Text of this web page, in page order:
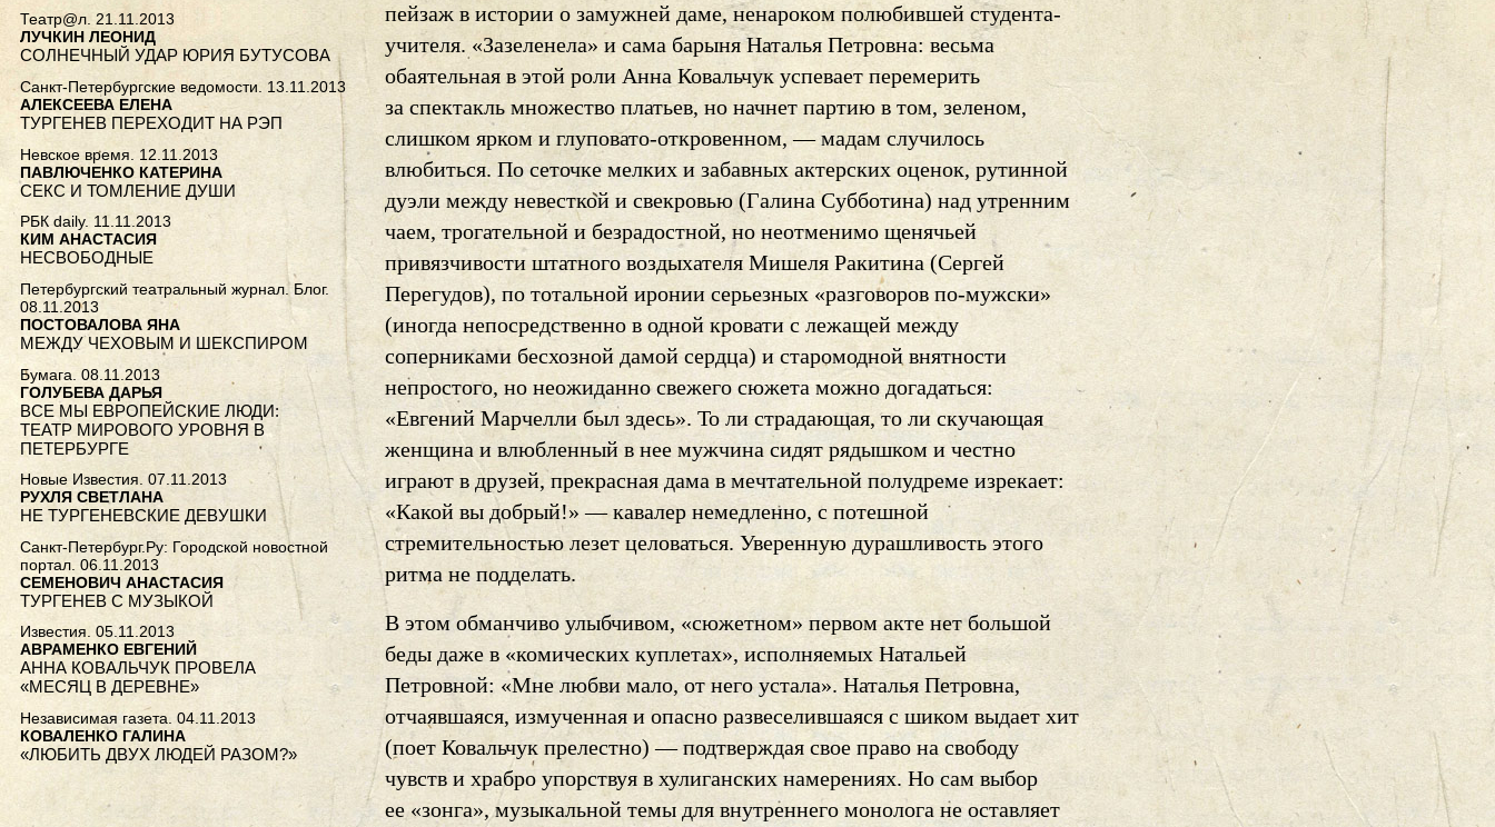
пейзаж в истории о замужней даме, ненароком полюбившей студента-
учителя. «Зазеленела» и сама барыня Наталья Петровна: весьма
обаятельная в этой роли Анна Ковальчук успевает перемерить
за спектакль множество платьев, но начнет партию в том, зеленом,
слишком ярком и глуповато-откровенном, — мадам случилось
влюбиться. По сеточке мелких и забавных актерских оценок, рутинной
дуэли между невесткой и свекровью (Галина Субботина) над утренним
чаем, трогательной и безрадостной, но неотменимо щенячьей
привязчивости штатного воздыхателя Мишеля Ракитина (Сергей
Перегудов), по тотальной иронии серьезных «разговоров по-мужски»
(иногда непосредственно в одной кровати с лежащей между
соперниками бесхозной дамой сердца) и старомодной внятности
непростого, но неожиданно свежего сюжета можно догадаться:
«Евгений Марчелли был здесь». То ли страдающая, то ли скучающая
женщина и влюбленный в нее мужчина сидят рядышком и честно
играют в друзей, прекрасная дама в мечтательной полудреме изрекает:
«Какой вы добрый!» — кавалер немедленно, с потешной
стремительностью лезет целоваться. Уверенную дурашливость этого
ритма не подделать.
В этом обманчиво улыбчивом, «сюжетном» первом акте нет большой
беды даже в «комических куплетах», исполняемых Натальей
Петровной: «Мне любви мало, от него устала». Наталья Петровна,
отчаявшаяся, измученная и опасно развеселившаяся с шиком выдает хит
(поет Ковальчук прелестно) — подтверждая свое право на свободу
чувств и храбро упорствуя в хулиганских намерениях. Но сам выбор
ее «зонга», музыкальной темы для внутреннего монолога не оставляет
Театр@л. 21.11.2013
ЛУЧКИН ЛЕОНИД
СОЛНЕЧНЫЙ УДАР ЮРИЯ БУТУСОВА
Санкт-Петербургские ведомости. 13.11.2013
АЛЕКСЕЕВА ЕЛЕНА
ТУРГЕНЕВ ПЕРЕХОДИТ НА РЭП
Невское время. 12.11.2013
ПАВЛЮЧЕНКО КАТЕРИНА
СЕКС И ТОМЛЕНИЕ ДУШИ
РБК daily. 11.11.2013
КИМ АНАСТАСИЯ
НЕСВОБОДНЫЕ
Петербургский театральный журнал. Блог.
08.11.2013
ПОСТОВАЛОВА ЯНА
МЕЖДУ ЧЕХОВЫМ И ШЕКСПИРОМ
Бумага. 08.11.2013
ГОЛУБЕВА ДАРЬЯ
ВСЕ МЫ ЕВРОПЕЙСКИЕ ЛЮДИ:
ТЕАТР МИРОВОГО УРОВНЯ В
ПЕТЕРБУРГЕ
Новые Известия. 07.11.2013
РУХЛЯ СВЕТЛАНА
НЕ ТУРГЕНЕВСКИЕ ДЕВУШКИ
Санкт-Петербург.Ру: Городской новостной
портал. 06.11.2013
СЕМЕНОВИЧ АНАСТАСИЯ
ТУРГЕНЕВ С МУЗЫКОЙ
Известия. 05.11.2013
АВРАМЕНКО ЕВГЕНИЙ
АННА КОВАЛЬЧУК ПРОВЕЛА
«МЕСЯЦ В ДЕРЕВНЕ»
Независимая газета. 04.11.2013
КОВАЛЕНКО ГАЛИНА
«ЛЮБИТЬ ДВУХ ЛЮДЕЙ РАЗОМ?»